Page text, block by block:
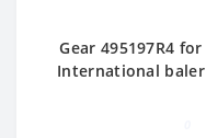
Gear 495197R4 for
International baler